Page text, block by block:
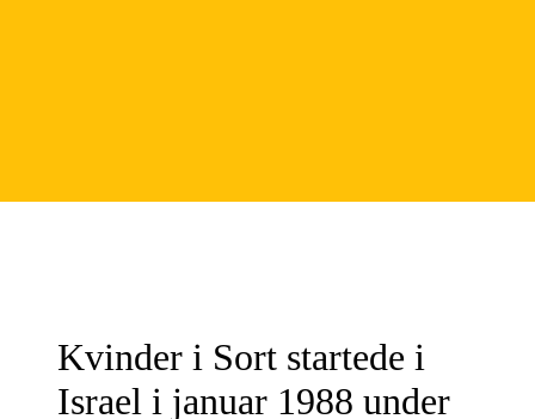
Kvinder i Sort startede i
Israel i januar 1988 under